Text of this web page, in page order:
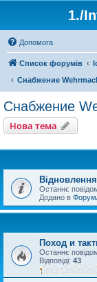
1./
Допомога
Список форумів
Снабжение
Снабжение
Нова тема
Останнє
Додано в
Поход и
Останнє
Відповіді: 43